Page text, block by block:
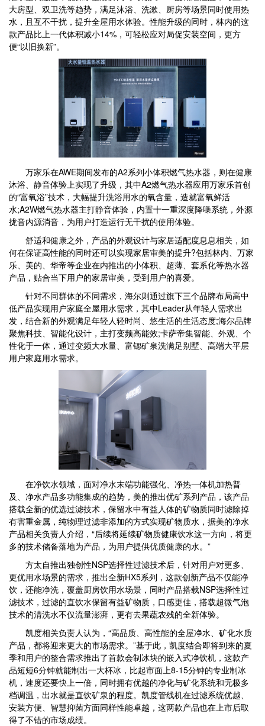
大房型、双卫洗等趋势，满足沐浴、洗漱、厨房等场景同时使用热
水，且互不干扰，提升全屋用水体验。性能升级的同时，林内的这
款产品比上一代体积减小14%，可轻松应对局促安装空间，更方
便“以旧换新”。
万家乐在AWE期间发布的A2系列小体积燃气热水器，则在健康
沐浴、静音体验上实现了升级，其中A2燃气热水器应用万家乐首创
的“富氧浴”技术，大幅提升洗浴用水的氧含量，造就富氧鲜活
水;A2W燃气热水器主打静音体验，内置十一重深度降噪系统，外源
拢音内源消音，为用户打造运行无干扰的使用体验。
舒适和健康之外，产品的外观设计与家居适配度息息相关，如
何在保证高性能的同时还可以实现家居审美的提升?包括林内、万家
乐、美的、华帝等企业在内推出的小体积、超薄、套系化等热水器
产品，贴合当下用户的家居审美，受到用户的喜爱。
针对不同群体的不同需求，海尔则通过旗下三个品牌布局高中
低产品实现用户家庭全屋用水需求，其中Leader从年轻人需求出
发，结合新的外观满足年轻人轻时尚、悠生活的生活态度;海尔品牌
聚焦科技、智能化设计，主打变频高能效;卡萨帝集智能、外观、个
性化于一体，通过变频大水量、富锶矿泉洗满足别墅、高端大平层
用户家庭用水需求。
在净饮水领域，面对净水末端功能强化、净热一体机加热普
及、净水产品多功能集成的趋势，美的推出优矿系列产品，该产品
搭载全新的优选过滤技术，保留水中有益人体的矿物质同时滤除掉
有害重金属，纯物理过滤非添加的方式实现矿物质水，据美的净水
产品相关负责人介绍，“后续将延续矿物质健康饮水这一方向，将更
多的技术储备落地为产品，为用户提供优质健康的水。”
方太自推出独创性NSP选择性过滤技术后，针对用户对更多、
更优用水场景的需求，推出全新HX5系列，这款创新产品不仅能净
饮，还能净洗，覆盖厨房饮用水场景，同时产品搭载NSP选择性过
滤技术，过滤的直饮水保留有益矿物质，口感更佳，搭载超微气泡
技术的清洗水不仅流量澎湃，更有去果蔬农残的全新体验。
凯度相关负责人认为，“高品质、高性能的全屋净水、矿化水质
产品，都将迎来更大的市场需求。”基于此，凯度结合即将到来的夏
季和用户的整合需求推出了首款会制冰块的嵌入式净饮机，这款产
品短短6分钟就能制出一大杯冰，比起市面上8-15分钟的专业制冰
机，速度还要快上一倍，同时拥有优越的净化与矿化系统和无极多
档调温，出水就是直饮矿泉的程度。凯度管线机在过滤系统优越、
安装方便、智慧抑菌方面同样性能卓越，这两款产品也在上市后取
得了不错的市场成绩。